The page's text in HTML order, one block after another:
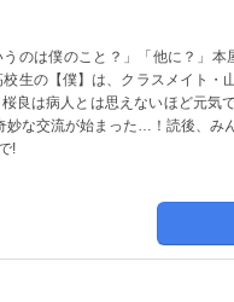
うのは僕のこと？」「他に？」
生の【僕】は、クラスメイト・
良は病人とは思えないほど元気
な交流が始まった…！読後、み
!